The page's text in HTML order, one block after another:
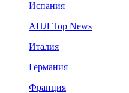
Испания
АПЛ Top News
Италия
Германия
Франция